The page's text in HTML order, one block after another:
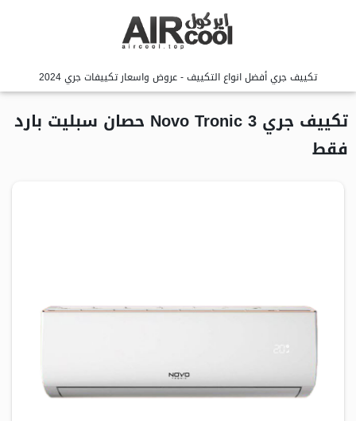
تكييف جري أفضل انواع التكييف - عروض واسعار تكييفات جري 2024
تكييف جري Novo Tronic 3 حصان سبليت بارد
فقط